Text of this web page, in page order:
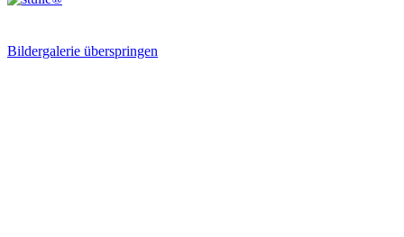
Bildergalerie überspringen